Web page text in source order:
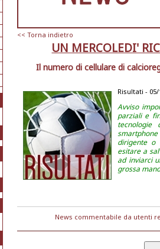
<< Torna indietro
UN MERCOLEDI'
Il numero di cellulare di
Risultati - 05/
Avviso
parziali e
tecnologie
dirigente o
esitare a
ad inviarci
grossa
News commentabile da utenti